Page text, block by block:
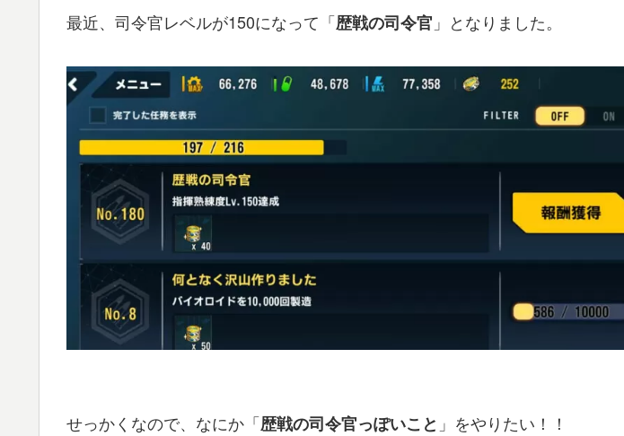
最近、司令官レベルが150になって「歴戦の司令官 」となりました。
せっかくなので、なにか「歴戦の司令官っぽいこと 」をやりたい！！